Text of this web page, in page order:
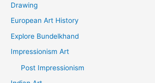
Drawing
European Art History
Explore Bundelkhand
Impressionism Art
Post Impressionism